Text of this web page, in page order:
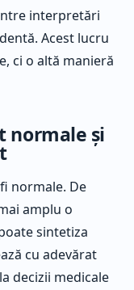
interpretări
Acest lucru
ci o altă manieră
normale și
normale. De
amplu o
sintetiza
cu adevărat
decizii medicale